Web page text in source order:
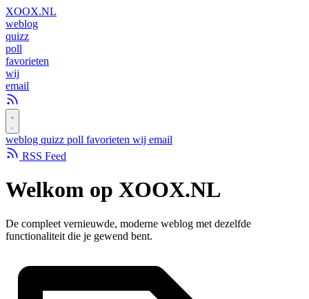
XOOX.NL
weblog
quizz
poll
favorieten
wij
email
weblog quizz poll favorieten wij email
RSS Feed
Welkom op XOOX.NL
De compleet vernieuwde, moderne weblog met dezelfde
functionaliteit die je gewend bent.